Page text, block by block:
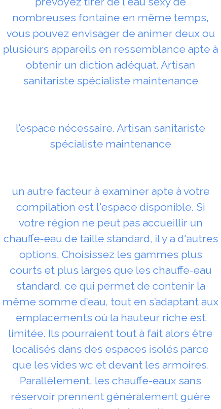
nombreuses fontaine en même temps,
vous pouvez envisager de animer deux ou
plusieurs appareils en ressemblance apte à
obtenir un diction adéquat. Artisan
sanitariste spécialiste maintenance
l’espace nécessaire. Artisan sanitariste
spécialiste maintenance
un autre facteur à examiner apte à votre
compilation est l'espace disponible. Si
votre région ne peut pas accueillir un
chauffe-eau de taille standard, il y a d'autres
options. Choisissez les gammes plus
courts et plus larges que les chauffe-eau
standard, ce qui permet de contenir la
même somme d’eau, tout en s’adaptant aux
emplacements où la hauteur riche est
limitée. Ils pourraient tout à fait alors être
localisés dans des espaces isolés parce
que les vides wc et devant les armoires.
Parallèlement, les chauffe-eaux sans
réservoir prennent généralement guère